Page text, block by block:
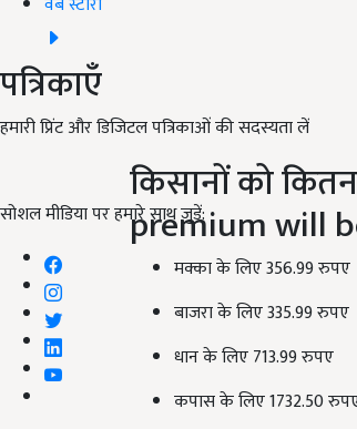
पत्रिकाएँ
हमारी प्रिंट और डिजिटल पत्रिकाओं की सदस्यता लें
सोशल मीडिया पर हमारे साथ जुड़ें:
किसानों को
premium will
मक्का के लिए 356.99 रुपए
बाजरा के लिए 335.99 रुपए
धान के लिए 713.99 रुपए
कपास के लिए 1732.50